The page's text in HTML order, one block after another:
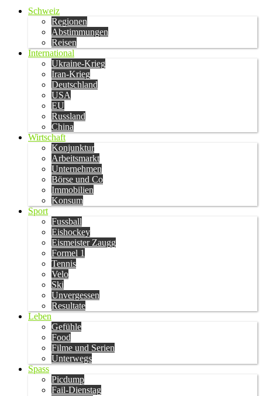
Schweiz
Regionen
Abstimmungen
Reisen
International
Ukraine-Krieg
Iran-Krieg
Deutschland
USA
EU
Russland
China
Wirtschaft
Konjunktur
Arbeitsmarkt
Unternehmen
Börse und Co
Immobilien
Konsum
Sport
Fussball
Eishockey
Eismeister Zaugg
Formel 1
Tennis
Velo
Ski
Unvergessen
Resultate
Leben
Gefühle
Food
Filme und Serien
Unterwegs
Spass
Picdump
Fail-Dienstag